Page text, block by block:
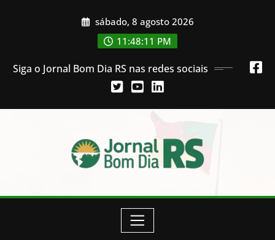
sábado, 8 agosto 2026
11:48:12 PM
Siga o Jornal Bom Dia RS nas redes sociais